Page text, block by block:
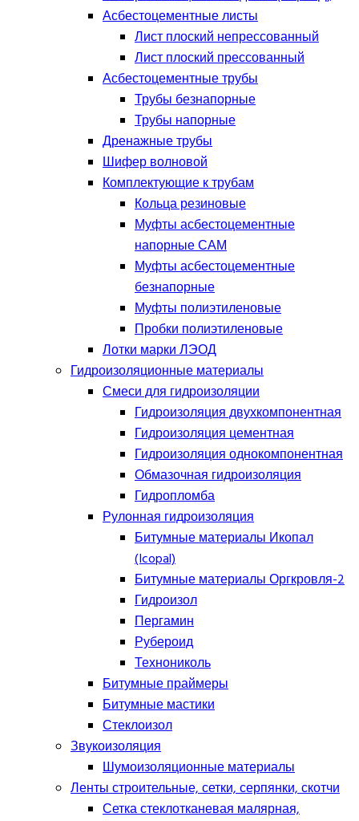
Асбестоцементные листы
Лист плоский непрессованный
Лист плоский прессованный
Асбестоцементные трубы
Трубы безнапорные
Трубы напорные
Дренажные трубы
Шифер волновой
Комплектующие к трубам
Кольца резиновые
Муфты асбестоцементные
напорные САМ
Муфты асбестоцементные
безнапорные
Муфты полиэтиленовые
Пробки полиэтиленовые
Лотки марки ЛЭОД
Гидроизоляционные материалы
Смеси для гидроизоляции
Гидроизоляция двухкомпонентная
Гидроизоляция цементная
Гидроизоляция однокомпонентная
Обмазочная гидроизоляция
Гидропломба
Рулонная гидроизоляция
Битумные материалы Икопал
(Icopal)
Битумные материалы Оргкровля-2
Гидроизол
Пергамин
Рубероид
Технониколь
Битумные праймеры
Битумные мастики
Стеклоизол
Звукоизоляция
Шумоизоляционные материалы
Ленты строительные, сетки, серпянки, скотчи
Сетка стеклотканевая малярная,